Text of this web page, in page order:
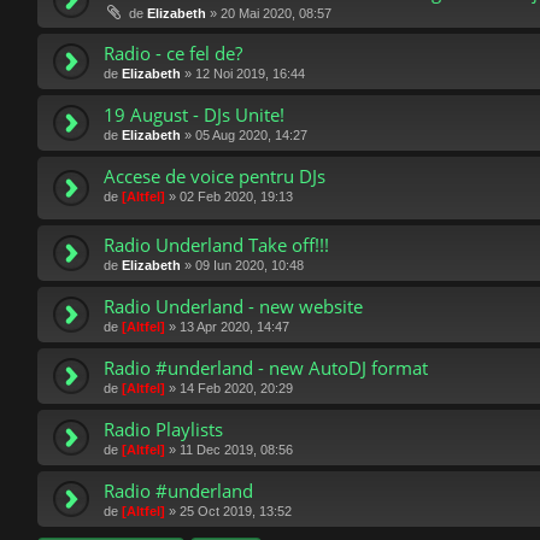
de Elizabeth » 20 Mai 2020, 08:57
Radio - ce fel de?
de Elizabeth » 12 Noi 2019, 16:44
19 August - DJs Unite!
de Elizabeth » 05 Aug 2020, 14:27
Accese de voice pentru DJs
de [Altfel] » 02 Feb 2020, 19:13
Radio Underland Take off!!!
de Elizabeth » 09 Iun 2020, 10:48
Radio Underland - new website
de [Altfel] » 13 Apr 2020, 14:47
Radio #underland - new AutoDJ format
de [Altfel] » 14 Feb 2020, 20:29
Radio Playlists
de [Altfel] » 11 Dec 2019, 08:56
Radio #underland
de [Altfel] » 25 Oct 2019, 13:52